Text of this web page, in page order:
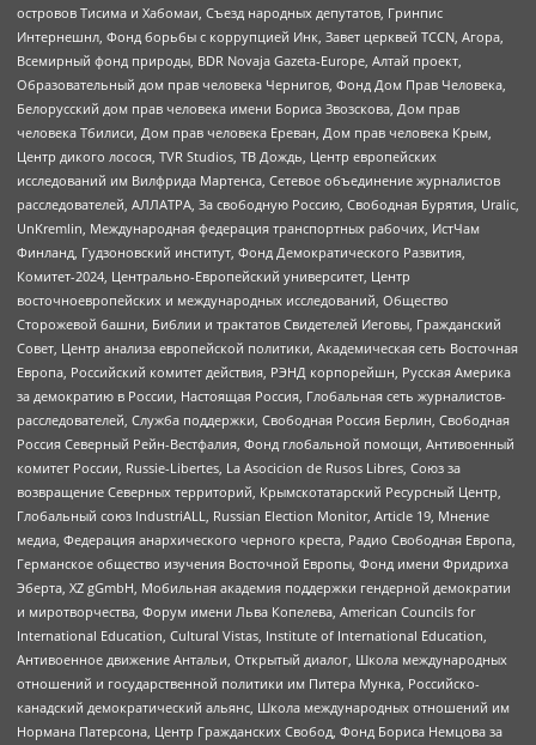
островов Тисима и Хабомаи, Съезд народных депутатов, Гринпис
Интернешнл, Фонд борьбы с коррупцией Инк, Завет церквей TCCN, Агора,
Всемирный фонд природы, BDR Novaja Gazeta-Europe, Алтай проект,
Образовательный дом прав человека Чернигов, Фонд Дом Прав Человека,
Белорусский дом прав человека имени Бориса Звозскова, Дом прав
человека Тбилиси, Дом прав человека Ереван, Дом прав человека Крым,
Центр дикого лосося, TVR Studios, ТВ Дождь, Центр европейских
исследований им Вилфрида Мартенса, Сетевое объединение журналистов
расследователей, АЛЛАТРА, За свободную Россию, Свободная Бурятия, Uralic,
UnKremlin, Международная федерация транспортных рабочих, ИстЧам
Финланд, Гудзоновский институт, Фонд Демократического Развития,
Комитет-2024, Центрально-Европейский университет, Центр
восточноевропейских и международных исследований, Общество
Сторожевой башни, Библии и трактатов Свидетелей Иеговы, Гражданский
Совет, Центр анализа европейской политики, Академическая сеть Восточная
Европа, Российский комитет действия, РЭНД корпорейшн, Русская Америка
за демократию в России, Настоящая Россия, Глобальная сеть журналистов-
расследователей, Служба поддержки, Свободная Россия Берлин, Свободная
Россия Северный Рейн-Вестфалия, Фонд глобальной помощи, Антивоенный
комитет России, Russie-Libertes, La Asocicion de Rusos Libres, Союз за
возвращение Северных территорий, Крымскотатарский Ресурсный Центр,
Глобальный союз IndustriALL, Russian Election Monitor, Article 19, Мнение
медиа, Федерация анархического черного креста, Радио Свободная Европа,
Германское общество изучения Восточной Европы, Фонд имени Фридриха
Эберта, XZ gGmbH, Мобильная академия поддержки гендерной демократии
и миротворчества, Форум имени Льва Копелева, American Councils for
International Education, Cultural Vistas, Institute of International Education,
Антивоенное движение Антальи, Открытый диалог, Школа международных
отношений и государственной политики им Питера Мунка, Российско-
канадский демократический альянс, Школа международных отношений им
Нормана Патерсона, Центр Гражданских Свобод, Фонд Бориса Немцова за